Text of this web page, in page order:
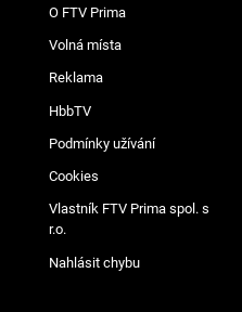
O FTV Prima
Volná místa
Reklama
HbbTV
Podmínky užívání
Cookies
Vlastník FTV Prima spol. s
r.o.
Nahlásit chybu